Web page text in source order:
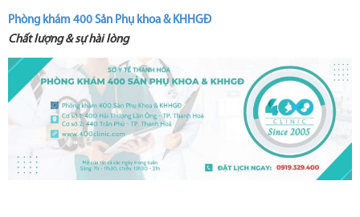
Phòng khám 400 Sản Phụ khoa & KHHGĐ
Chất lượng & sự hài lòng